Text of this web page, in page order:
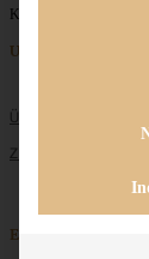
Keine Beiträge gefunden
Unternehmen
ÜBER MICH
Entdecken